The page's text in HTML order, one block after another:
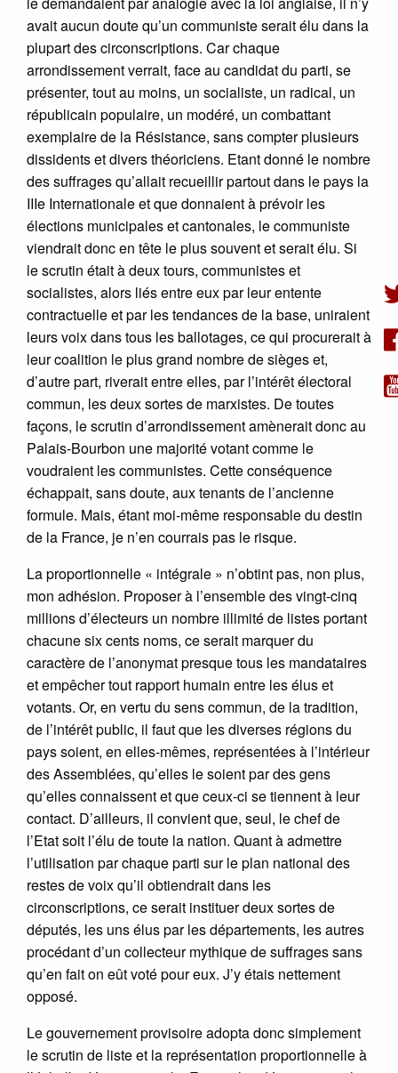
avait aucun doute qu’un communiste serait élu dans la
plupart des circonscriptions. Car chaque
arrondissement verrait, face au candidat du parti, se
présenter, tout au moins, un socialiste, un radical, un
républicain populaire, un modéré, un combattant
exemplaire de la Résistance, sans compter plusieurs
dissidents et divers théoriciens. Etant donné le nombre
des suffrages qu’allait recueillir partout dans le pays la
IIIe Internationale et que donnaient à prévoir les
élections municipales et cantonales, le communiste
viendrait donc en tête le plus souvent et serait élu. Si
le scrutin était à deux tours, communistes et
socialistes, alors liés entre eux par leur entente
contractuelle et par les tendances de la base, uniraient
leurs voix dans tous les ballotages, ce qui procurerait à
leur coalition le plus grand nombre de sièges et,
d’autre part, riverait entre elles, par l’intérêt électoral
commun, les deux sortes de marxistes. De toutes
façons, le scrutin d’arrondissement amènerait donc au
Palais-Bourbon une majorité votant comme le
voudraient les communistes. Cette conséquence
échappait, sans doute, aux tenants de l’ancienne
formule. Mais, étant moi-même responsable du destin
de la France, je n’en courrais pas le risque.
La proportionnelle « intégrale » n’obtint pas, non plus,
mon adhésion. Proposer à l’ensemble des vingt-cinq
millions d’électeurs un nombre illimité de listes portant
chacune six cents noms, ce serait marquer du
caractère de l’anonymat presque tous les mandataires
et empêcher tout rapport humain entre les élus et
votants. Or, en vertu du sens commun, de la tradition,
de l’intérêt public, il faut que les diverses régions du
pays soient, en elles-mêmes, représentées à l’intérieur
des Assemblées, qu’elles le soient par des gens
qu’elles connaissent et que ceux-ci se tiennent à leur
contact. D’ailleurs, il convient que, seul, le chef de
l’Etat soit l’élu de toute la nation. Quant à admettre
l’utilisation par chaque parti sur le plan national des
restes de voix qu’il obtiendrait dans les
circonscriptions, ce serait instituer deux sortes de
députés, les uns élus par les départements, les autres
procédant d’un collecteur mythique de suffrages sans
qu’en fait on eût voté pour eux. J’y étais nettement
opposé.
Le gouvernement provisoire adopta donc simplement
le scrutin de liste et la représentation proportionnelle à